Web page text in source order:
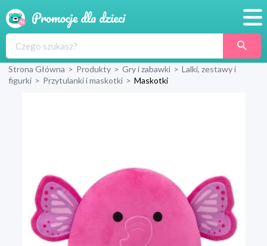
Produkty
Strona Główna > Produkty > Gry i zabawki > Lalki, zestawy i
figurki > Przytulanki i maskotki > Maskotki